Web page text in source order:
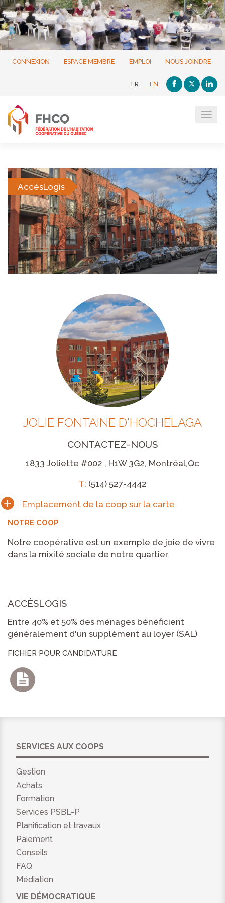
CONNEXION ESPACE MEMBRE EMPLOI NOUS JOINDRE
FR EN
AccèsLogis
JOLIE FONTAINE D'HOCHELAGA
CONTACTEZ-NOUS
1833 Joliette #002 , H1W 3G2, Montréal,Qc
T: (514) 527-4442
NOTRE COOP
Notre coopérative est un exemple de joie de vivre
dans la mixité sociale de notre quartier.
ACCÈSLOGIS
Entre 40% et 50% des ménages bénéficient
généralement d'un supplément au loyer (SAL)
FICHIER POUR CANDIDATURE
SERVICES AUX COOPS
Gestion
Achats
Formation
Services PSBL-P
Planification et travaux
Paiement
Conseils
FAQ
Médiation
VIE DÉMOCRATIQUE